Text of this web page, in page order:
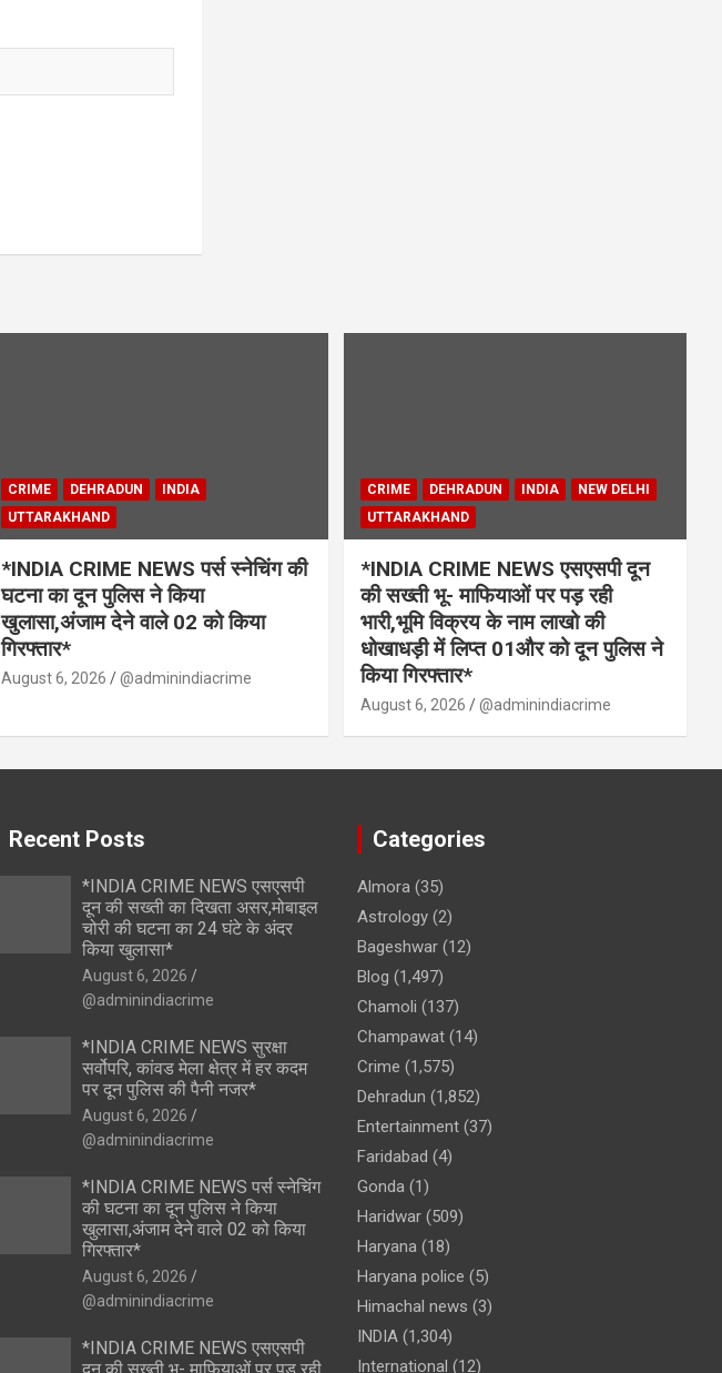
CRIME DEHRADUN
INDIA
UTTARAKHAND
*INDIA CRIME NEWS पर्स स्नेचिंग की
घटना का दून पुलिस ने किया
खुलासा,अंजाम देने वाले 02 को किया
गिरफ्तार*
August 6, 2026 @adminindiacrime
CRIME DEHRADUN INDIA
NEW DELHI
UTTARAKHAND
*INDIA CRIME NEWS एसएसपी दून
की सख्ती भू- माफियाओं पर पड़ रही
भारी,भूमि विक्रय के नाम लाखो की
धोखाधड़ी में लिप्त 01और को दून पुलिस ने
किया गिरफ्तार*
August 6, 2026 @adminindiacrime
Recent Posts
*INDIA CRIME NEWS एसएसपी
दून की सख्ती का दिखता असर,मोबाइल
चोरी की घटना का 24 घंटे के अंदर
किया खुलासा*
August 6, 2026
@adminindiacrime
*INDIA CRIME NEWS सुरक्षा
सर्वोपरि, कांवड मेला क्षेत्र में हर कदम
पर दून पुलिस की पैनी नजर*
August 6, 2026
@adminindiacrime
*INDIA CRIME NEWS पर्स स्नेचिंग
की घटना का दून पुलिस ने किया
खुलासा,अंजाम देने वाले 02 को किया
गिरफ्तार*
August 6, 2026
@adminindiacrime
*INDIA CRIME NEWS एसएसपी
दून की सख्ती भू- माफियाओं पर पड़ रही
Categories
Almora(35)
Astrology(2)
Bageshwar(12)
Blog (1,497)
Chamoli (137)
Champawat(14)
Crime (1,575)
Dehradun (1,852)
Entertainment(37)
Faridabad (4)
Gonda(1)
Haridwar(509)
Haryana(18)
Haryana police (5)
Himachal news (3)
INDIA(1,304)
International (12)